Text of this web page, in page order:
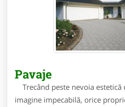
Pavaje
Trecând peste nevoia
imagine impecabilă, orice